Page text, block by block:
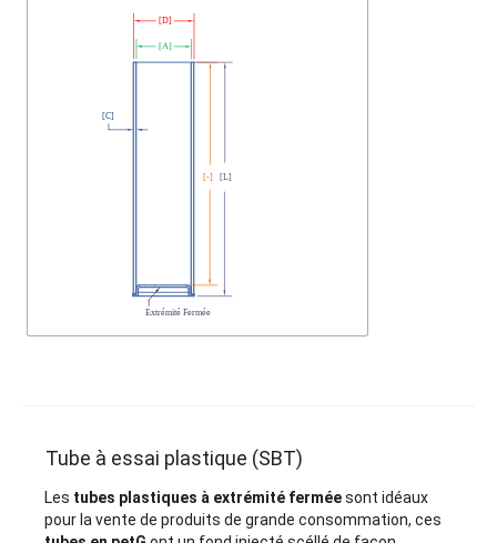
Tube à essai plastique (SBT)
Les tubes plastiques à extrémité ferméesont idéaux
pour la vente de produits de grande consommation, ces